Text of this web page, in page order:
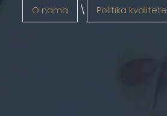
O nama Politika kvalitete